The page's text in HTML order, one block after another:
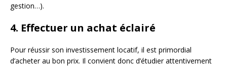
gestion…).
4. Effectuer un achat éclairé
Pour réussir son investissement locatif, il est primordial
d’acheter au bon prix. Il convient donc d’étudier attentivement